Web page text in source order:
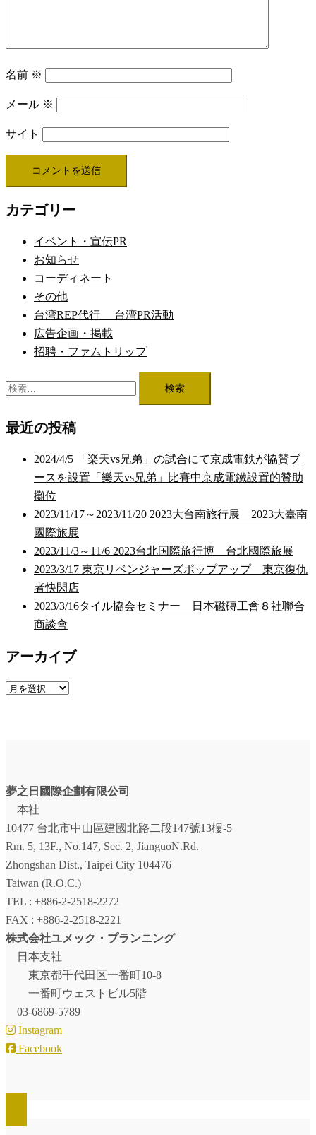
名前 ※
メール ※
サイト
カテゴリー
イベント・宣伝PR
お知らせ
コーディネート
その他
台湾REP代行 台湾PR活動
広告企画・掲載
招聘・ファムトリップ
検
索:
最近の投稿
2024/4/5 「楽天vs兄弟」の試合にて京成電鉄が協賛ブ
ースを設置「樂天vs兄弟」比賽中京成電鐵設置的贊助
攤位
2023/11/17～2023/11/20 2023大台南旅行展 2023大臺南
國際旅展
2023/11/3～11/6 2023台北国際旅行博 台北國際旅展
2023/3/17 東京リベンジャーズポップアップ 東京復仇
者快閃店
2023/3/16タイル協会セミナー 日本磁磚工會８社聯合
商談會
アーカイブ
ア
夢之日國際企劃有限公司
本社
10477 台北市中山區建國北路二段147號13樓-5
Rm. 5, 13F., No.147, Sec. 2, JianguoN.Rd.
Zhongshan Dist., Taipei City 104476
Taiwan (R.O.C.)
TEL : +886-2-2518-2272
FAX : +886-2-2518-2221
株式会社ユメック・プランニング
日本支社
東京都千代田区一番町10-8
一番町ウェストビル5階
03-6869-5789
Instagram
Facebook